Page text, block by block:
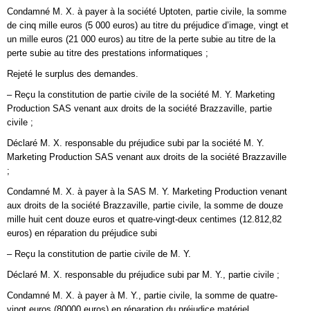
Condamné M. X. à payer à la société Uptoten, partie civile, la somme
de cinq mille euros (5 000 euros) au titre du préjudice d’image, vingt et
un mille euros (21 000 euros) au titre de la perte subie au titre de la
perte subie au titre des prestations informatiques ;
Rejeté le surplus des demandes.
– Reçu la constitution de partie civile de la société M. Y. Marketing
Production SAS venant aux droits de la société Brazzaville, partie
civile ;
Déclaré M. X. responsable du préjudice subi par la société M. Y.
Marketing Production SAS venant aux droits de la société Brazzaville
;
Condamné M. X. à payer à la SAS M. Y. Marketing Production venant
aux droits de la société Brazzaville, partie civile, la somme de douze
mille huit cent douze euros et quatre-vingt-deux centimes (12.812,82
euros) en réparation du préjudice subi
– Reçu la constitution de partie civile de M. Y.
Déclaré M. X. responsable du préjudice subi par M. Y., partie civile ;
Condamné M. X. à payer à M. Y., partie civile, la somme de quatre-